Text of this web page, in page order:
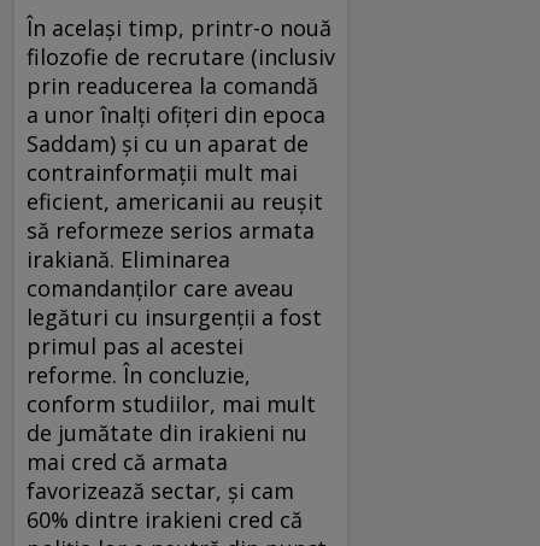
În acelaşi timp, printr-o nouă
filozofie de recrutare (inclusiv
prin readucerea la comandă
a unor înalţi ofiţeri din epoca
Saddam) şi cu un aparat de
contrainformaţii mult mai
eficient, americanii au reuşit
să reformeze serios armata
irakiană. Eliminarea
comandanţilor care aveau
legături cu insurgenţii a fost
primul pas al acestei
reforme. În concluzie,
conform studiilor, mai mult
de jumătate din irakieni nu
mai cred că armata
favorizează sectar, şi cam
60% dintre irakieni cred că